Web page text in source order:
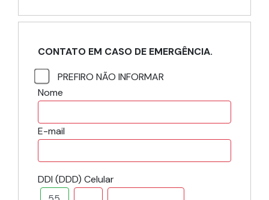
CONTATO EM CASO DE EMERGÊNCIA.
PREFIRO NÃO INFORMAR
Nome
E-mail
DDI (DDD) Celular